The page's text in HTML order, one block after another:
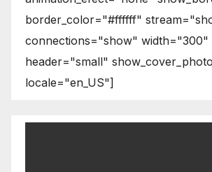
border_color="#ffffff"
connections="show" width="300"
header="small"
locale="en_US"]